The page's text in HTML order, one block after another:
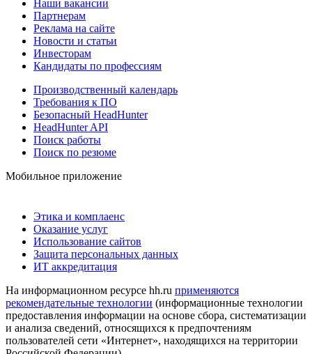
Наши вакансии
Партнерам
Реклама на сайте
Новости и статьи
Инвесторам
Кандидаты по профессиям
Производственный календарь
Требования к ПО
Безопасный HeadHunter
HeadHunter API
Поиск работы
Поиск по резюме
Мобильное приложение
Этика и комплаенс
Оказание услуг
Использование сайтов
Защита персональных данных
ИТ аккредитация
На информационном ресурсе hh.ru применяются
рекомендательные технологии (информационные технологии
предоставления информации на основе сбора, систематизации
и анализа сведений, относящихся к предпочтениям
пользователей сети «Интернет», находящихся на территории